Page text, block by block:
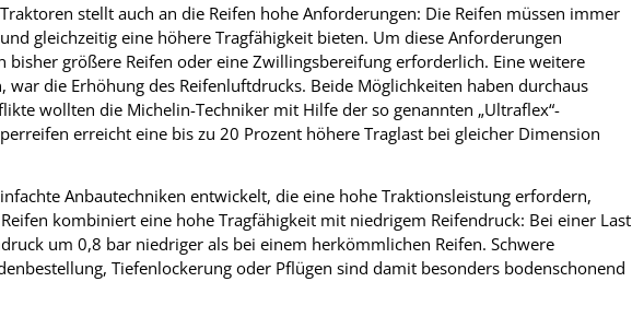
stellt auch an die Reifen hohe Anforderungen: Die Reifen müssen immer
gleichzeitig eine höhere Tragfähigkeit bieten. Um diese Anforderungen
bisher größere Reifen oder eine Zwillingsbereifung erforderlich. Eine weitere
war die Erhöhung des Reifenluftdrucks. Beide Möglichkeiten haben durchaus
wollten die Michelin-Techniker mit Hilfe der so genannten „Ultraflex“-
erreicht eine bis zu 20 Prozent höhere Traglast bei gleicher Dimension
Anbautechniken entwickelt, die eine hohe Traktionsleistung erfordern,
kombiniert eine hohe Tragfähigkeit mit niedrigem Reifendruck: Bei einer Last
um 0,8 bar niedriger als bei einem herkömmlichen Reifen. Schwere
Tiefenlockerung oder Pflügen sind damit besonders bodenschonend